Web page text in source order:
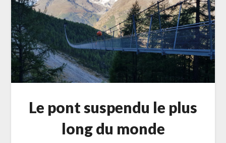
Le pont suspendu le plus
long du monde